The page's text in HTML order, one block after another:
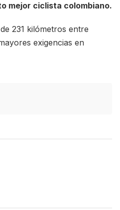
mejor ciclista colombiano.
231 kilómetros entre
exigencias en